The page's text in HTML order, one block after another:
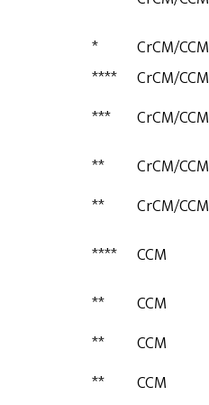
* CrCM/CCM
****
CrCM/CCM
***
CrCM/CCM
**
CrCM/CCM
** CrCM/CCM
****
CCM
**
CCM
**
CCM
**
CCM